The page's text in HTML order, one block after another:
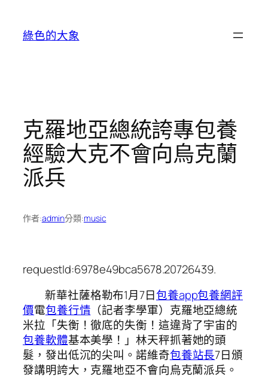
綠色的大象
克羅地亞總統誇專包養
經驗大克不會向烏克蘭
派兵
作者:admin分類:music
requestId:6978e49bca5678.20726439.
新華社薩格勒布1月7日包養app包養網評
價電包養行情 （記者李學軍）克羅地亞總統
米拉「失衡！徹底的失衡！這違背了宇宙的
包養軟體基本美學！」林天秤抓著她的頭
髮，發出低沉的尖叫。諾維奇包養站長7日頒
發講明誇大，克羅地亞不會向烏克蘭派兵。